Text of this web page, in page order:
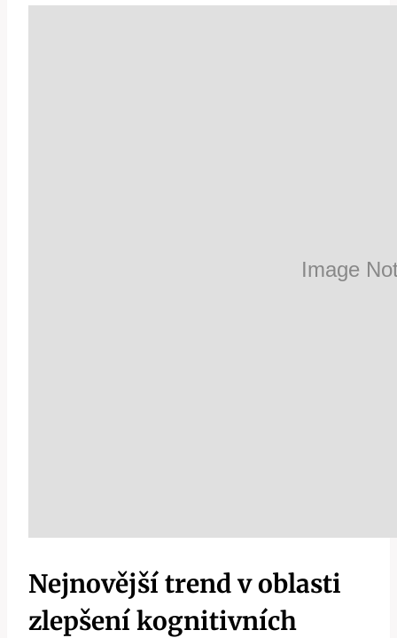
Nejnovější trend v oblasti
zlepšení kognitivních